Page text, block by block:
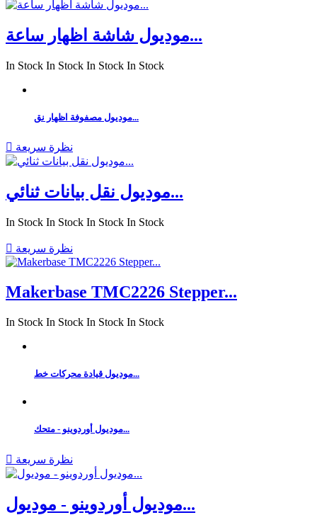
موديول شاشة اظهار ساعة...
In Stock In Stock In Stock In Stock
موديول مصفوفة اظهار نق...
 نظرة سريعة
موديول نقل بيانات ثنائي...
In Stock In Stock In Stock In Stock
 نظرة سريعة
Makerbase TMC2226 Stepper...
In Stock In Stock In Stock In Stock
موديول قيادة محركات خط...
موديول أوردوينو - متحك...
 نظرة سريعة
موديول أوردوينو - موديول...